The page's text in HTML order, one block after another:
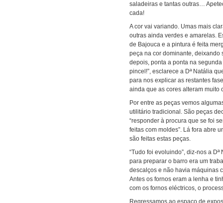
saladeiras e tantas outras…
cada!
A cor vai variando. Umas mais
outras ainda verdes e amarelas.
de Bajouca e a pintura é feita
peça na cor dominante, deixando
depois, ponta a ponta na segunda
pincel!”, esclarece a Dª Natália
para nos explicar as restantes
ainda que as cores alteram muito
Por entre as peças vemos
utilitário tradicional. São peças
“responder à procura que se foi
feitas com moldes”. Lá fora abre
são feitas estas peças.
“Tudo foi evoluindo”, diz-nos a
para preparar o barro era um
descalços e não havia máquinas
Antes os fornos eram a lenha e
com os fornos eléctricos, o
Regressamos ao espaço de